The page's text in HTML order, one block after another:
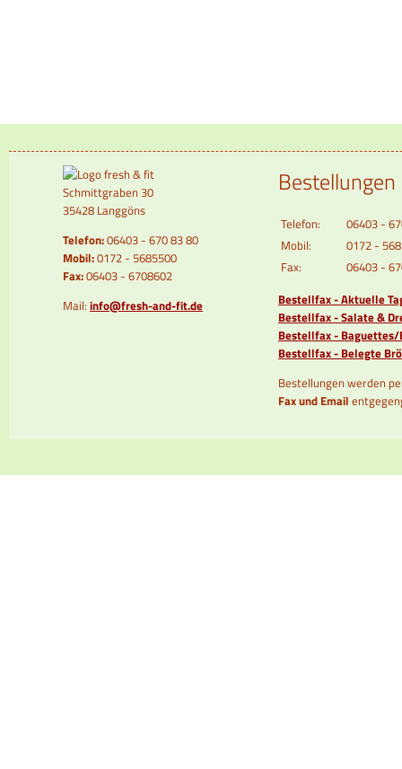
Schmittgraben 30
35428 Langgöns
Telefon:06403 - 670 83 80
Mobil:0172 - 5685500
Fax:06403 - 6708602
Mail: info@fresh-and-fit.de
Bestellungen
Telefon:
06403 -
Mobil:
0172 -
Fax:
06403 -
Bestellfax - Aktuelle
Bestellfax - Salate &
Bestellfax -
Bestellfax - Belegte
Bestellungen werden
Fax und Email